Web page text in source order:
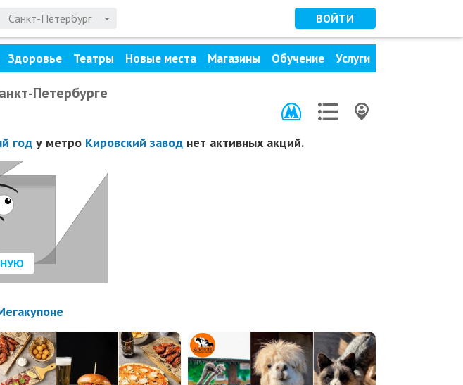
Санкт-Петербург ВОЙТИ
Здоровье Театры Новые места Магазины Обучение Услуги
Петербурге
году метро Кировский заводнет активных акций.